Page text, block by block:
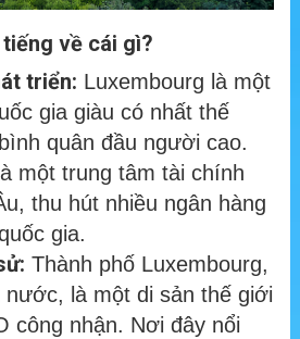
về cái gì?
triển: Luxembourg là một
gia giàu có nhất thế
quân đầu người cao.
một trung tâm tài chính
thu hút nhiều ngân hàng
gia.
Thành phố Luxembourg,
nước, là một di sản thế giới
công nhận. Nơi đây nổi